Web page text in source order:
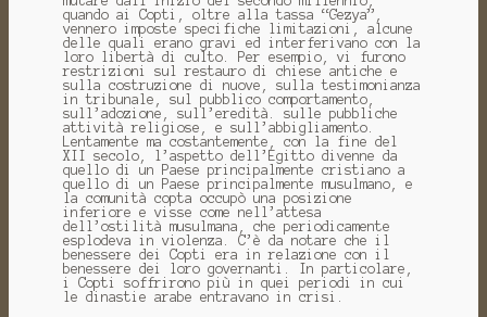
quando ai Copti, oltre alla tassa “Gezya”,
vennero imposte specifiche limitazioni, alcune
delle quali erano gravi ed interferivano con la
loro libertà di culto. Per esempio, vi furono
restrizioni sul restauro di chiese antiche e
sulla costruzione di nuove, sulla testimonianza
in tribunale, sul pubblico comportamento,
sull’adozione, sull’eredità. sulle pubbliche
attività religiose, e sull’abbigliamento.
Lentamente ma costantemente, con la fine del
XII secolo, l’aspetto dell’Egitto divenne da
quello di un Paese principalmente cristiano a
quello di un Paese principalmente musulmano, e
la comunità copta occupò una posizione
inferiore e visse come nell’attesa
dell’ostilità musulmana, che periodicamente
esplodeva in violenza. C’è da notare che il
benessere dei Copti era in relazione con il
benessere dei loro governanti. In particolare,
i Copti soffrirono più in quei periodi in cui
le dinastie arabe entravano in crisi.